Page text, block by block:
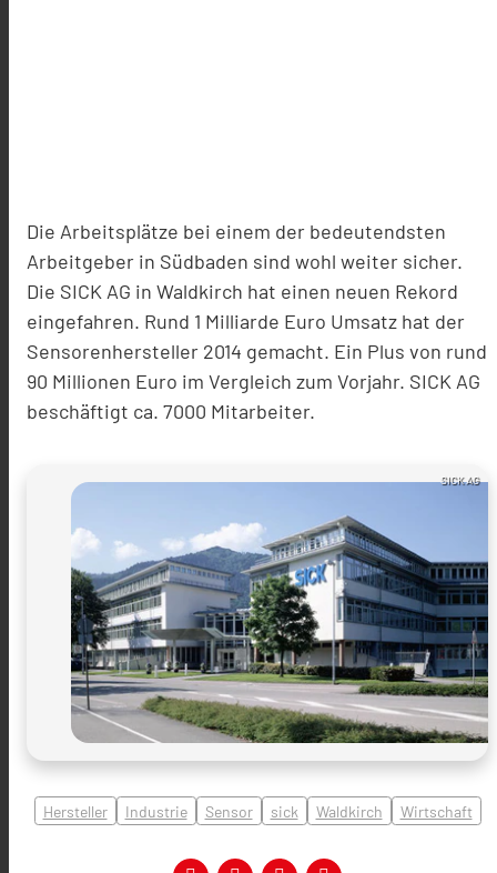
Die Arbeitsplätze bei einem der bedeutendsten
Arbeitgeber in Südbaden sind wohl weiter sicher.
Die SICK AG in Waldkirch hat einen neuen Rekord
eingefahren. Rund 1 Milliarde Euro Umsatz hat der
Sensorenhersteller 2014 gemacht. Ein Plus von rund
90 Millionen Euro im Vergleich zum Vorjahr. SICK AG
beschäftigt ca. 7000 Mitarbeiter.
SICK AG
Hersteller Industrie Sensor sick Waldkirch Wirtschaft